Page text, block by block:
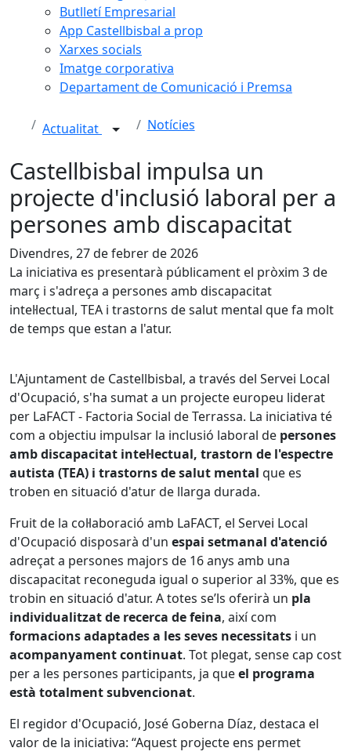
Butlletí Empresarial
App Castellbisbal a prop
Xarxes socials
Imatge corporativa
Departament de Comunicació i Premsa
Actualitat Notícies
Castellbisbal impulsa un
projecte d'inclusió laboral per a
persones amb discapacitat
Divendres, 27 de febrer de 2026
La iniciativa es presentarà públicament el pròxim 3 de
març i s'adreça a persones amb discapacitat
intel·lectual, TEA i trastorns de salut mental que fa molt
de temps que estan a l'atur.
L'Ajuntament de Castellbisbal, a través del Servei Local
d'Ocupació, s'ha sumat a un projecte europeu liderat
per LaFACT - Factoria Social de Terrassa. La iniciativa té
com a objectiu impulsar la inclusió laboral de persones
amb discapacitat intel·lectual, trastorn de l'espectre
autista (TEA) i trastorns de salut mental que es
troben en situació d'atur de llarga durada.
Fruit de la col·laboració amb LaFACT, el Servei Local
d'Ocupació disposarà d'un espai setmanal d'atenció
adreçat a persones majors de 16 anys amb una
discapacitat reconeguda igual o superior al 33%, que es
trobin en situació d'atur. A totes se’ls oferirà un pla
individualitzat de recerca de feina, així com
formacions adaptades a les seves necessitats i un
acompanyament continuat. Tot plegat, sense cap cost
per a les persones participants, ja queel programa
està totalment subvencionat.
El regidor d'Ocupació, José Goberna Díaz, destaca el
valor de la iniciativa: “Aquest projecte ens permet